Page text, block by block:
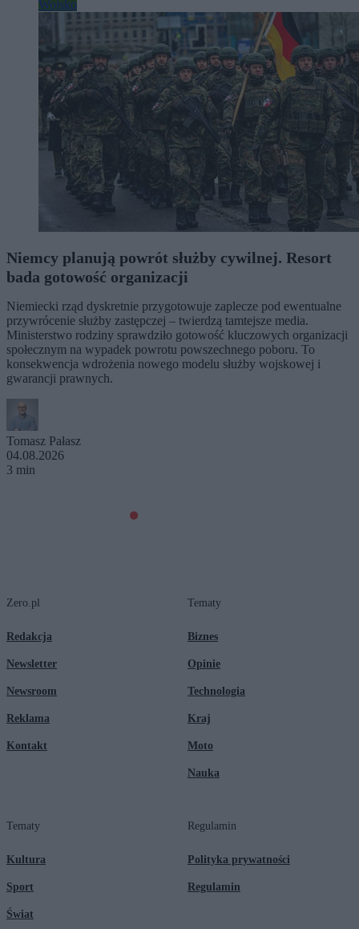
Wojsko
Niemcy planują powrót służby cywilnej. Resort
bada gotowość organizacji
Niemiecki rząd dyskretnie przygotowuje zaplecze pod ewentualne
przywrócenie służby zastępczej – twierdzą tamtejsze media.
Ministerstwo rodziny sprawdziło gotowość kluczowych organizacji
społecznym na wypadek powrotu powszechnego poboru. To
konsekwencja wdrożenia nowego modelu służby wojskowej i
gwarancji prawnych.
Tomasz Pałasz
04.08.2026
3 min
Zero.pl
Redakcja
Newsletter
Newsroom
Reklama
Kontakt
Tematy
Biznes
Opinie
Technologia
Kraj
Moto
Nauka
Tematy
Kultura
Sport
Świat
Regulamin
Polityka prywatności
Regulamin